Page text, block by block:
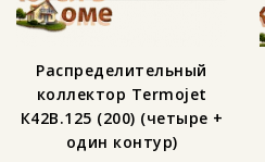
Распределительный
коллектор Termojet
К42В.125 (200) (четыре +
один контур)